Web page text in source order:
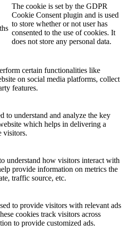
The cookie is set by the GDPR
Cookie Consent plugin and is used
to store whether or not user has
consented to the use of cookies. It
does not store any personal data.
certain functionalities like
on social media platforms, collect
features.
to understand and analyze the key
which helps in delivering a
visitors.
understand how visitors interact with
provide information on metrics the
traffic source, etc.
to provide visitors with relevant ads
cookies track visitors across
to provide customized ads.